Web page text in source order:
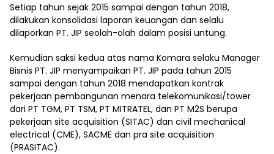
Setiap tahun sejak 2015 sampai dengan tahun 2018,
dilakukan konsolidasi laporan keuangan dan selalu
dilaporkan PT. JIP seolah-olah dalam posisi untung.
Kemudian saksi kedua atas nama Komara selaku Manager
Bisnis PT. JIP menyampaikan PT. JIP pada tahun 2015
sampai dengan tahun 2018 mendapatkan kontrak
pekerjaan pembangunan menara telekomunikasi/tower
dari PT TGM, PT TSM, PT MITRATEL, dan PT M2S berupa
pekerjaan site acquisition (SITAC) dan civil mechanical
electrical (CME), SACME dan pra site acquisition
(PRASITAC).